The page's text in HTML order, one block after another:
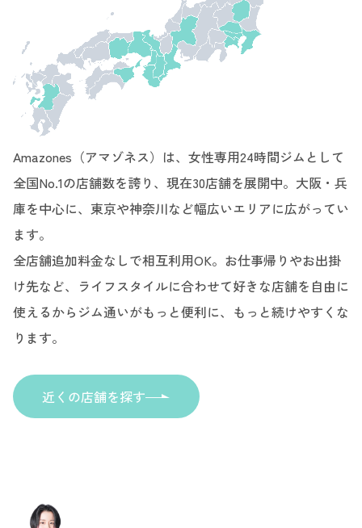
Amazones（アマゾネス）は、女性専用24時間ジムとして
全国No.1の店舗数を誇り、現在30店舗を展開中。大阪・兵
庫を中心に、東京や神奈川など幅広いエリアに広がってい
ます。
全店舗追加料金なしで相互利用OK。お仕事帰りやお出掛
け先など、ライフスタイルに合わせて好きな店舗を自由に
使えるからジム通いがもっと便利に、もっと続けやすくな
ります。
近くの店舗を探す